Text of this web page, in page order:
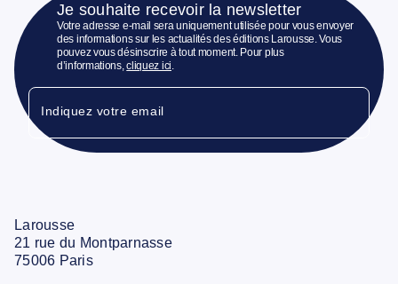
Je souhaite recevoir la newsletter
Votre adresse e-mail sera uniquement utilisée pour vous envoyer
des informations sur les actualités des éditions Larousse. Vous
pouvez vous désinscrire à tout moment. Pour plus
d’informations,cliquez ici.
Indiquez votre email
Larousse
21 rue du Montparnasse
75006 Paris